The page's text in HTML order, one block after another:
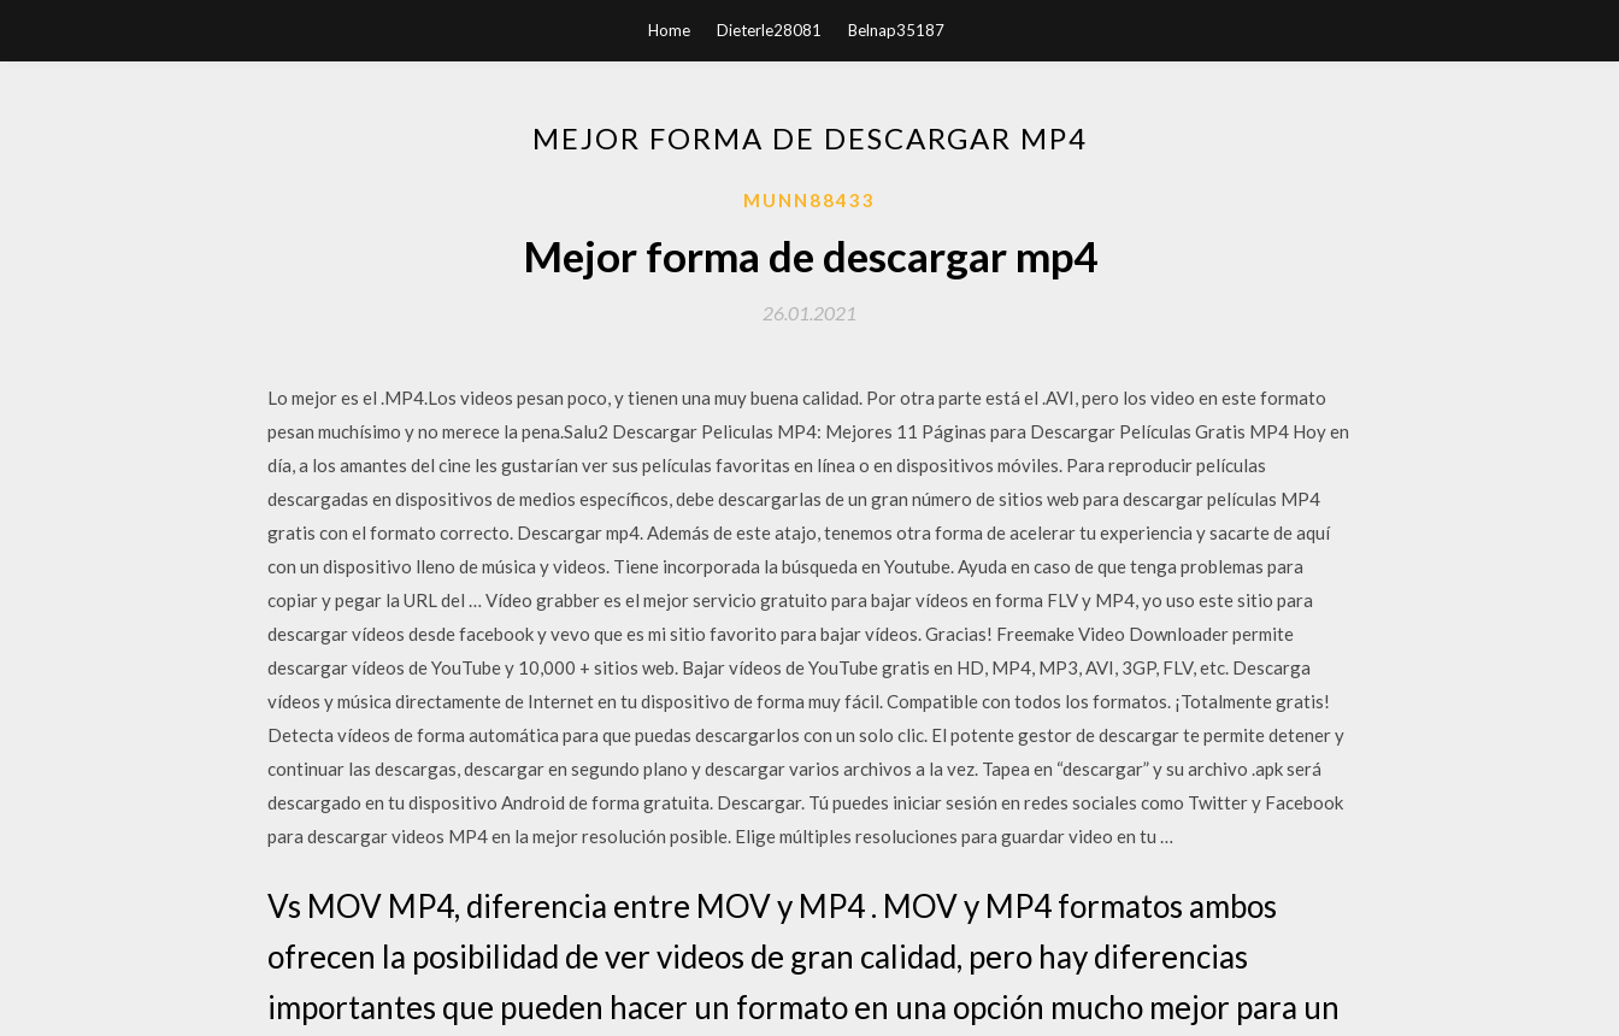
Home Dieterle28081 Belnap35187
MEJOR FORMA DE DESCARGAR MP4
MUNN88433
Mejor forma de descargar mp4
26.01.2021
Lo mejor es el .MP4.Los videos pesan poco, y tienen una muy buena calidad. Por otra parte está el .AVI, pero los video en este formato
pesan muchísimo y no merece la pena.Salu2 Descargar Peliculas MP4: Mejores 11 Páginas para Descargar Películas Gratis MP4 Hoy en
día, a los amantes del cine les gustarían ver sus películas favoritas en línea o en dispositivos móviles. Para reproducir películas
descargadas en dispositivos de medios específicos, debe descargarlas de un gran número de sitios web para descargar películas MP4
gratis con el formato correcto. Descargar mp4. Además de este atajo, tenemos otra forma de acelerar tu experiencia y sacarte de aquí
con un dispositivo lleno de música y videos. Tiene incorporada la búsqueda en Youtube. Ayuda en caso de que tenga problemas para
copiar y pegar la URL del … Vídeo grabber es el mejor servicio gratuito para bajar vídeos en forma FLV y MP4, yo uso este sitio para
descargar vídeos desde facebook y vevo que es mi sitio favorito para bajar vídeos. Gracias! Freemake Video Downloader permite
descargar vídeos de YouTube y 10,000 + sitios web. Bajar vídeos de YouTube gratis en HD, MP4, MP3, AVI, 3GP, FLV, etc. Descarga
vídeos y música directamente de Internet en tu dispositivo de forma muy fácil. Compatible con todos los formatos. ¡Totalmente gratis!
Detecta vídeos de forma automática para que puedas descargarlos con un solo clic. El potente gestor de descargar te permite detener y
continuar las descargas, descargar en segundo plano y descargar varios archivos a la vez. Tapea en “descargar” y su archivo .apk será
descargado en tu dispositivo Android de forma gratuita. Descargar. Tú puedes iniciar sesión en redes sociales como Twitter y Facebook
para descargar videos MP4 en la mejor resolución posible. Elige múltiples resoluciones para guardar video en tu …
Vs MOV MP4, diferencia entre MOV y MP4 . MOV y MP4 formatos ambos
ofrecen la posibilidad de ver videos de gran calidad, pero hay diferencias
importantes que pueden hacer un formato en una opción mucho mejor para un